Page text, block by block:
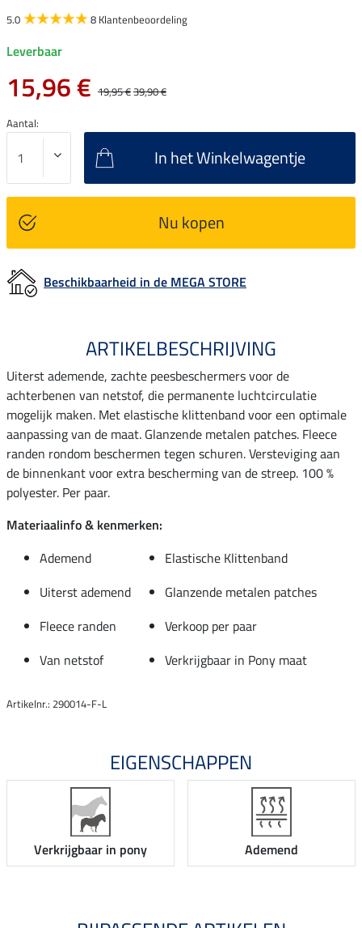
5.0 8 Klantenbeoordeling
Leverbaar
15,96 € 19,95 €39,90 €
Aantal:
In het Winkelwagentje
Nu kopen
Beschikbaarheid in de MEGA STORE
ARTIKELBESCHRIJVING
Uiterst ademende, zachte peesbeschermers voor de
achterbenen van netstof, die permanente luchtcirculatie
mogelijk maken. Met elastische klittenband voor een optimale
aanpassing van de maat. Glanzende metalen patches. Fleece
randen rondom beschermen tegen schuren. Versteviging aan
de binnenkant voor extra bescherming van de streep. 100 %
polyester. Per paar.
Materiaalinfo & kenmerken:
Ademend
Elastische Klittenband
Uiterst ademend
Glanzende metalen patches
Fleece randen
Verkoop per paar
Van netstof
Verkrijgbaar in Pony maat
Artikelnr.: 290014-F-L
EIGENSCHAPPEN
Verkrijgbaar in pony Ademend